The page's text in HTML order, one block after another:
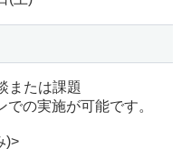
または課題
の実施が可能です。
)>